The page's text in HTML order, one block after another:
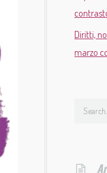
Diritti,
marzo